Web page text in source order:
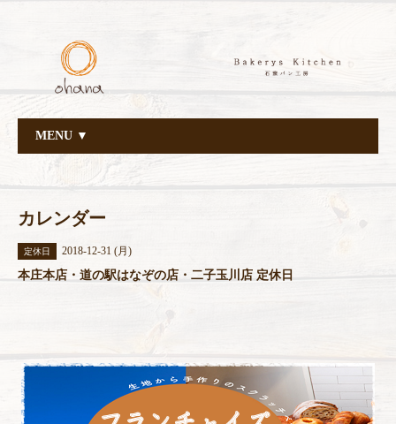
MENU ▼
カレンダー
定休日 2018-12-31 (月)
本庄本店・道の駅はなぞの店・二子玉川店 定休日